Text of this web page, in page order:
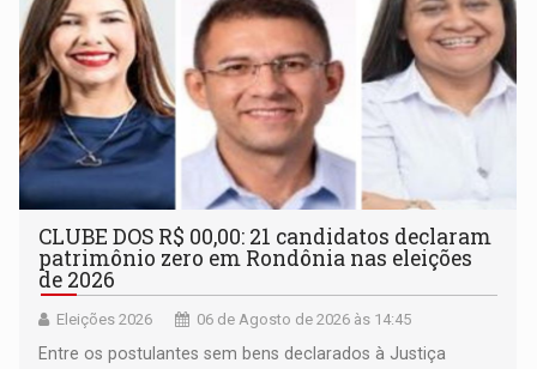
CLUBE DOS R$ 00,00: 21 candidatos declaram
patrimônio zero em Rondônia nas eleições
de 2026
Eleições 2026 06 de Agosto de 2026 às 14:45
Entre os postulantes sem bens declarados à Justiça